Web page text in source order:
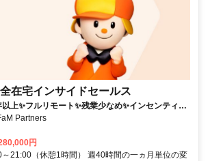
在宅インサイドセールス
以上✨フルリモート✨残業少なめ✨インセンティブ
Partners
円
～21:00（休憩1時間） 週40時間の一ヵ月単位の変